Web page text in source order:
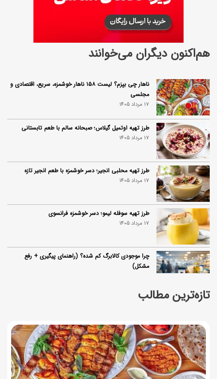
تازه‌ترین مطالب
هم‌اکنون دیگران می‌خوانند
ناهار چی بپزم؟ لیست ۱۵۸ ناهار خوشمزه، سریع، اقتصادی و
مجلسی
17 مرداد 1405
طرز تهیه اوتمیل گیلاس؛ صبحانه سالم با طعم تابستانی
17 مرداد 1405
طرز تهیه محلبی انجیر؛ دسر خوشمزه با طعم انجیر تازه
17 مرداد 1405
طرز تهیه سوفله لیمو؛ دسر خوشمزه فرانسوی
17 مرداد 1405
چرا موجودی کالابرگ کم شده؟ (راهنمای پیگیری + رفع
مشکل)
ساخت فیلم سینمایی «Game of Thrones» رسماً تأیید شد
آموزش گام به گام برنامه شمیم کالابرگ
17 مرداد 1405